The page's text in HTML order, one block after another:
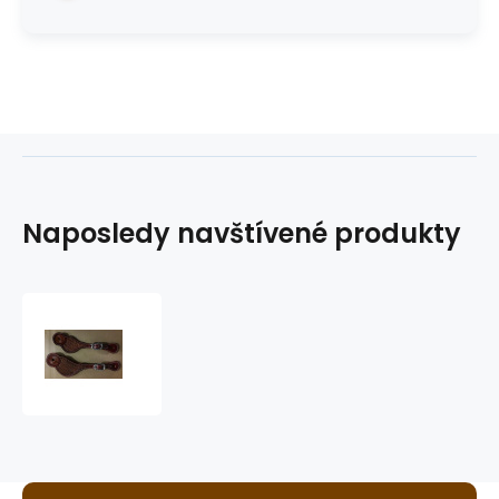
Naposledy navštívené produkty